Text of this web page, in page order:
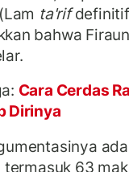
ta'rif
bahwa
Cara Cerdas
Dirinya
termasuk 63